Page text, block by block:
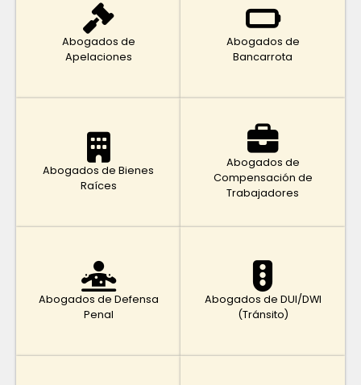
Abogados de
Apelaciones
Abogados de
Bancarrota
Abogados de Bienes
Raíces
Abogados de
Compensación de
Trabajadores
Abogados de Defensa
Penal
Abogados de DUI/DWI
(Tránsito)